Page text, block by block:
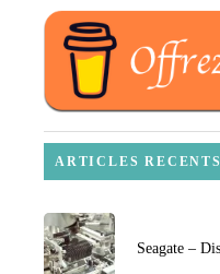
ARTICLES RECENTS
Seagate –